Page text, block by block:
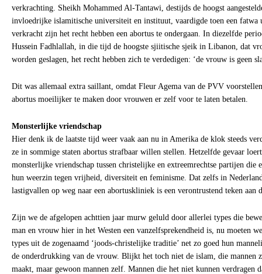
verkrachting. Sheikh Mohammed Al-Tantawi, destijds de hoogst
invloedrijke islamitische universiteit en instituut, vaardigde toen een fatwa
verkracht zijn het recht hebben een abortus te ondergaan. In diezelfde
Hussein Fadhlallah, in die tijd de hoogste sjiitische sjeik in Libanon, dat
worden geslagen, het recht hebben zich te verdedigen: ‘de vrouw is geen
Dit was allemaal extra saillant, omdat Fleur Agema van de PVV
abortus moeilijker te maken door vrouwen er zelf voor te laten betalen.
Monsterlijke vriendschap
Hier denk ik de laatste tijd weer vaak aan nu in Amerika de klok steeds
ze in sommige staten abortus strafbaar willen stellen. Hetzelfde gevaar
monsterlijke vriendschap tussen christelijke en extreemrechtse partijen die
hun weerzin tegen vrijheid, diversiteit en feminisme. Dat zelfs in
lastigvallen op weg naar een abortuskliniek is een verontrustend teken aan
Zijn we de afgelopen achttien jaar murw geluld door allerlei types die
man en vrouw hier in het Westen een vanzelfsprekendheid is, nu moeten
types uit de zogenaamd ‘joods-christelijke traditie’ net zo goed hun
de onderdrukking van de vrouw. Blijkt het toch niet de islam, die mannen
maakt, maar gewoon mannen zelf. Mannen die het niet kunnen verdragen